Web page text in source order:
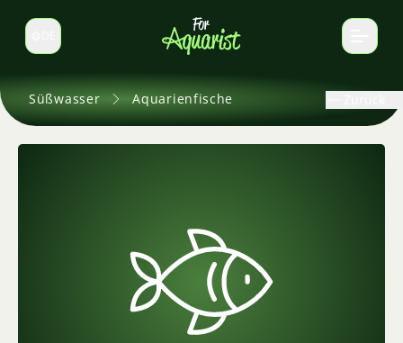
Sprache wechseln
Süßwasser Aquarienfische